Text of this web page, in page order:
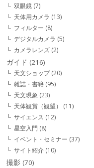
双眼鏡 (7)
天体用カメラ (13)
フィルター (8)
デジタルカメラ (5)
カメラレンズ (2)
ガイド (216)
天文ショップ(20)
雑誌・書籍 (95)
天文現象 (23)
天体観賞（観望）
(11)
サイエンス (12)
星空入門 (8)
イベント・セミナー (37)
サイト紹介 (10)
撮影 (70)